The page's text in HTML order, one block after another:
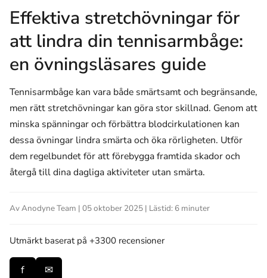
Effektiva stretchövningar för
att lindra din tennisarmbåge:
en övningsläsares guide
Tennisarmbåge kan vara både smärtsamt och begränsande,
men rätt stretchövningar kan göra stor skillnad. Genom att
minska spänningar och förbättra blodcirkulationen kan
dessa övningar lindra smärta och öka rörligheten. Utför
dem regelbundet för att förebygga framtida skador och
återgå till dina dagliga aktiviteter utan smärta.
Av Anodyne Team | 05 oktober 2025 | Lästid: 6 minuter
Utmärkt baserat på +3300 recensioner
f ✉